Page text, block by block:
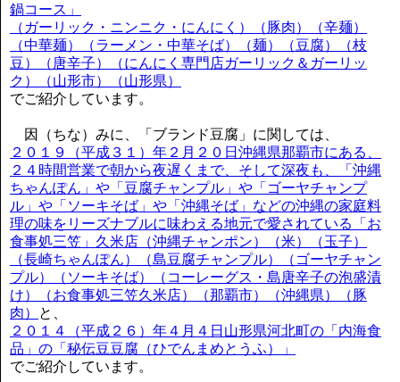
鍋コース」
（ガーリック・ニンニク・にんにく）（豚肉）（辛麺）
（中華麺）（ラーメン・中華そば）（麺）（豆腐）（枝
豆）（唐辛子）（にんにく専門店ガーリック＆ガーリッ
ク）（山形市）（山形県）
でご紹介しています。
因（ちな）みに、「ブランド豆腐」に関しては、
２０１９（平成３１）年２月２０日沖縄県那覇市にある、
２４時間営業で朝から夜遅くまで、そして深夜も、「沖縄
ちゃんぽん」や「豆腐チャンプル」や「ゴーヤチャンプ
ル」や「ソーキそば」や「沖縄そば」などの沖縄の家庭料
理の味をリーズナブルに味わえる地元で愛されている「お
食事処三笠」久米店（沖縄チャンポン）（米）（玉子）
（長崎ちゃんぽん）（島豆腐チャンプル）（ゴーヤチャン
プル）（ソーキそば）（コーレーグス・島唐辛子の泡盛漬
け）（お食事処三笠久米店）（那覇市）（沖縄県）（豚
肉）
と、
２０１４（平成２６）年４月４日山形県河北町の「内海食
品」の「秘伝豆豆腐（ひでんまめとうふ）」
でご紹介しています。